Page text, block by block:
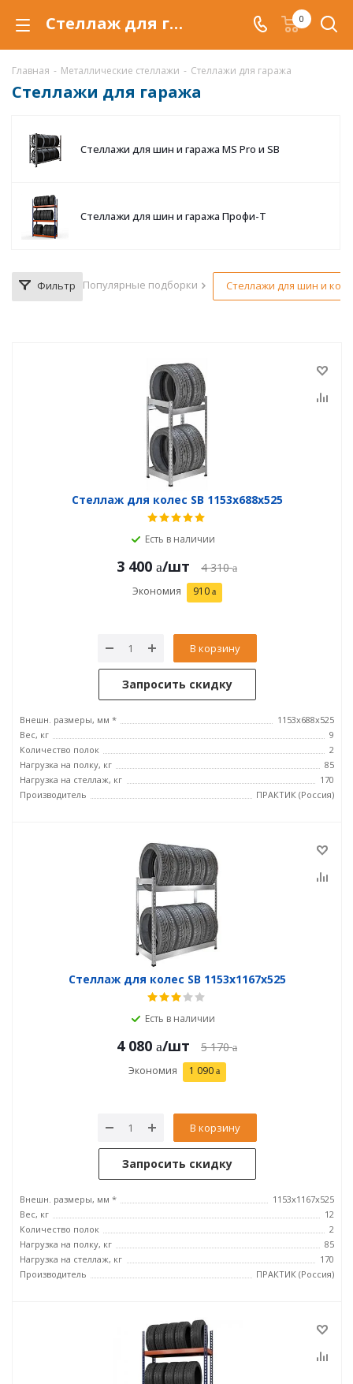
Стеллаж для гаража купить по низкой цене в Самаре, продажа стеллажей в гараж со скидкой 0
Главная - Металлические стеллажи - Стеллажи для гаража
Стеллажи для гаража
Стеллажи для шин и гаража MS Pro и SB
Стеллажи для шин и гаража Профи-Т
Фильтр Популярные подборки Стеллажи для шин и
Стеллаж для колес SB 1153х688х525
Есть в наличии
3 400 /шт 4 310
Экономия 910
В корзину
Запросить скидку
Внешн. размеры, мм *
1153x688x525
Вес, кг
9
Количество полок
2
Нагрузка на полку, кг
85
Нагрузка на стеллаж, кг
170
Производитель
ПРАКТИК (Россия)
Стеллаж для колес SB 1153х1167х525
Есть в наличии
4 080 /шт 5 170
Экономия 1 090
В корзину
Запросить скидку
Внешн. размеры, мм *
1153х1167х525
Вес, кг
12
Количество полок
2
Нагрузка на полку, кг
85
Нагрузка на стеллаж, кг
170
Производитель
ПРАКТИК (Россия)